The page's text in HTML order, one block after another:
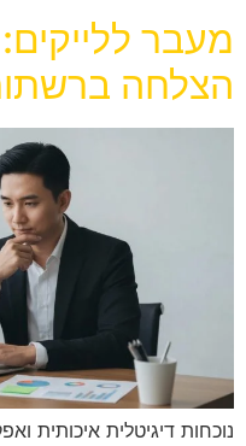
מעבר
הצלחה
נוכחות דיגיטלית איכותית